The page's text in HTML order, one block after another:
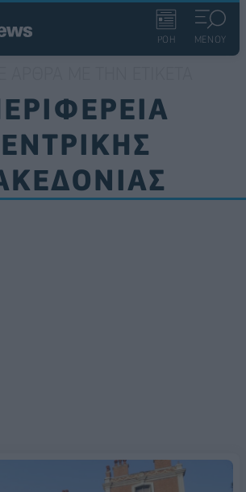
ΡΟΗ ΜΕΝΟΥ